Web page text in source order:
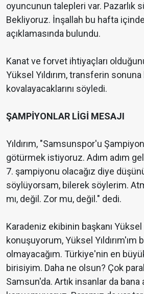
oyuncunun talepleri var. Pazarlık
Bekliyoruz. İnşallah bu hafta içinde
açıklamasında bulundu.
Kanat ve forvet ihtiyaçları
Yüksel Yıldırım, transferin sonuna
kovalayacaklarını söyledi.
ŞAMPİYONLAR LİGİ MESAJI
Yıldırım, "Samsunspor'u
götürmek istiyoruz. Adım adım
7. şampiyonu olacağız diye
söylüyorsam, bilerek söylerim.
mı, değil. Zor mu, değil." dedi.
Karadeniz ekibinin başkanı Yüksel
konuşuyorum, Yüksel Yıldırım'ım
olmayacağım. Türkiye'nin en
birisiyim. Daha ne olsun? Çok
Samsun'da. Artık insanlar da bana